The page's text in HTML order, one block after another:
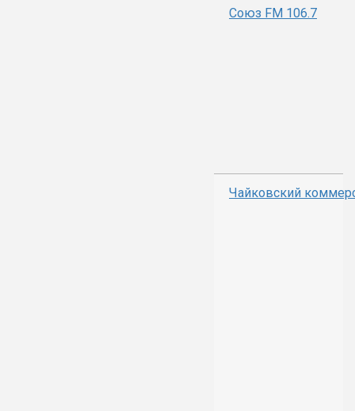
Союз FM 106.7
Чайковский